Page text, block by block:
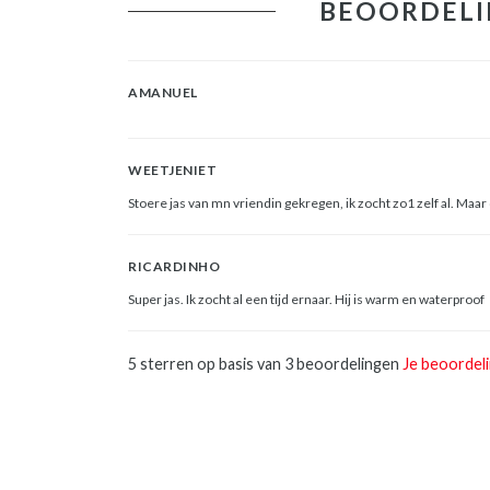
AMANUEL
WEETJENIET
Stoere jas van mn vriendin gekregen, ik zocht zo1 zelf al.
RICARDINHO
Super jas. Ik zocht al een tijd ernaar. Hij is warm en waterproof
5 sterren op basis van 3 beoordelingen Je